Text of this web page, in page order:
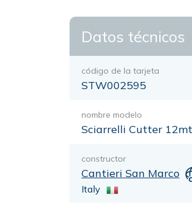
Datos técnicos
código de la tarjeta
STW002595
nombre modelo
Sciarrelli Cutter 12mt
constructor
Cantieri San Marco
Italy